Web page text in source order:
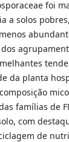
foi
a solos
da planta
famílias de
com
de